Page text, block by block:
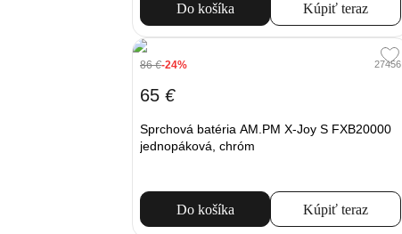
Do košíka Kúpiť teraz
86€-24% 27456
65 €
Sprchová batéria AM.PM X-Joy S FXB20000
jednopáková, chróm
Do košíka Kúpiť teraz